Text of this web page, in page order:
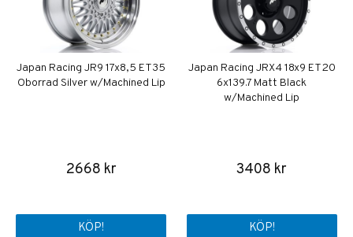
Japan Racing JR9 17x8,5 ET35
Oborrad Silver w/Machined Lip
2668 kr
KÖP!
Japan Racing JRX4 18x9 ET20
6x139.7 Matt Black
w/Machined Lip
3408 kr
KÖP!